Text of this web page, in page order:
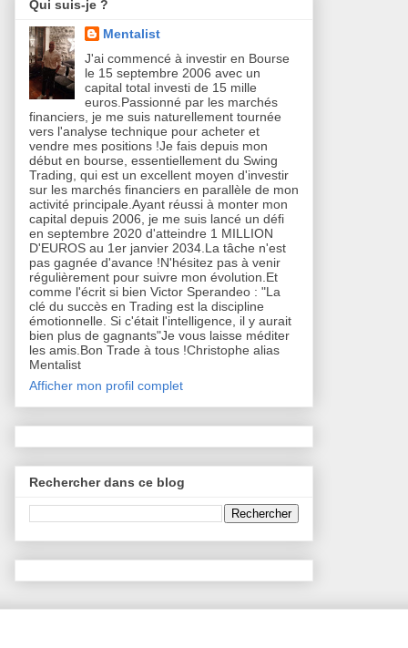
Qui suis-je ?
Mentalist
J'ai commencé à investir en Bourse
le 15 septembre 2006 avec un
capital total investi de 15 mille
euros.Passionné par les marchés
financiers, je me suis naturellement tournée
vers l'analyse technique pour acheter et
vendre mes positions !Je fais depuis mon
début en bourse, essentiellement du Swing
Trading, qui est un excellent moyen d'investir
sur les marchés financiers en parallèle de mon
activité principale.Ayant réussi à monter mon
capital depuis 2006, je me suis lancé un défi
en septembre 2020 d'atteindre 1 MILLION
D'EUROS au 1er janvier 2034.La tâche n'est
pas gagnée d'avance !N'hésitez pas à venir
régulièrement pour suivre mon évolution.Et
comme l'écrit si bien Victor Sperandeo : "La
clé du succès en Trading est la discipline
émotionnelle. Si c'était l'intelligence, il y aurait
bien plus de gagnants"Je vous laisse méditer
les amis.Bon Trade à tous !Christophe alias
Mentalist
Afficher mon profil complet
Rechercher dans ce blog